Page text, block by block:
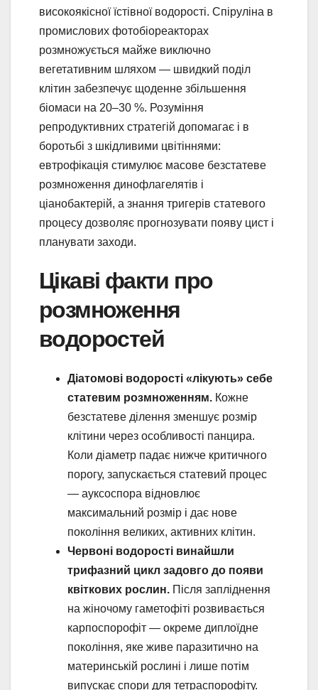
високоякісної їстівної водорості. Спіруліна в
промислових фотобіореакторах
розмножується майже виключно
вегетативним шляхом — швидкий поділ
клітин забезпечує щоденне збільшення
біомаси на 20–30 %. Розуміння
репродуктивних стратегій допомагає і в
боротьбі з шкідливими цвітіннями:
евтрофікація стимулює масове безстатеве
розмноження динофлагелятів і
ціанобактерій, а знання тригерів статевого
процесу дозволяє прогнозувати появу цист і
планувати заходи.
Цікаві факти про
розмноження
водоростей
Діатомові водорості «лікують» себе
статевим розмноженням. Кожне
безстатеве ділення зменшує розмір
клітини через особливості панцира.
Коли діаметр падає нижче критичного
порогу, запускається статевий процес
— ауксоспора відновлює
максимальний розмір і дає нове
покоління великих, активних клітин.
Червоні водорості винайшли
трифазний цикл задовго до появи
квіткових рослин. Після запліднення
на жіночому гаметофіті розвивається
карпоспорофіт — окреме диплоїдне
покоління, яке живе паразитично на
материнській рослині і лише потім
випускає спори для тетраспорофіту.